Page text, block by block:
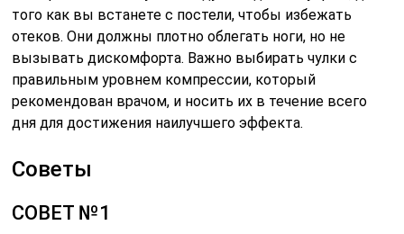
того как вы встанете с постели, чтобы избежать
отеков. Они должны плотно облегать ноги, но не
вызывать дискомфорта. Важно выбирать чулки с
правильным уровнем компрессии, который
рекомендован врачом, и носить их в течение всего
дня для достижения наилучшего эффекта.
Советы
СОВЕТ №1